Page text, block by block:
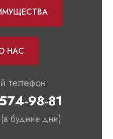
НАС
телефон
98-81
будние дни)